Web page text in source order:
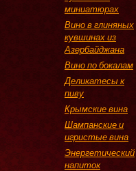
миниатюрах
Вино в глиняных
кувшинах из
Азербайджана
Вино по бокалам
Деликатесы к
пиву
Крымские вина
Шампанские и
игристые вина
Энергетический
напиток